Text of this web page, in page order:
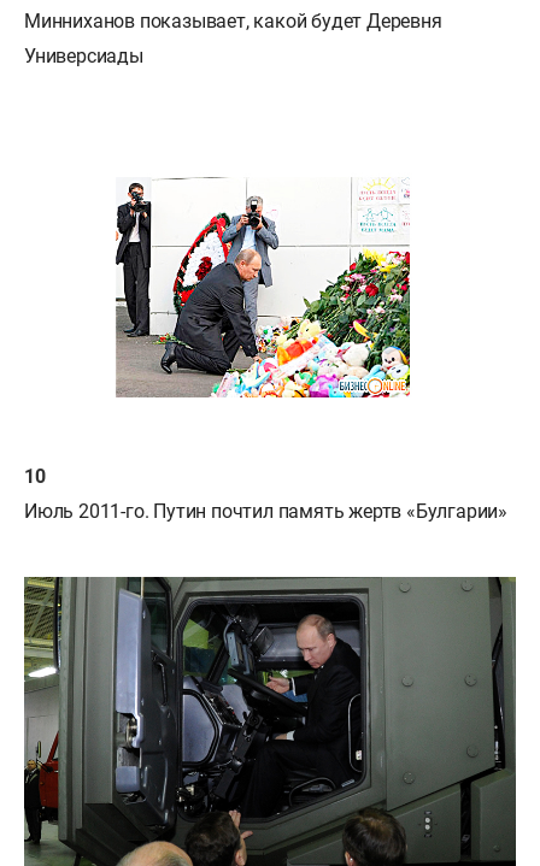
Минниханов показывает, какой будет Деревня
Универсиады
Июль 2011-го. Путин почтил память жертв «Булгарии»